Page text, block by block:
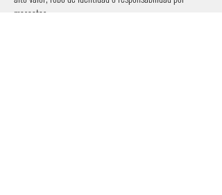
mascotas